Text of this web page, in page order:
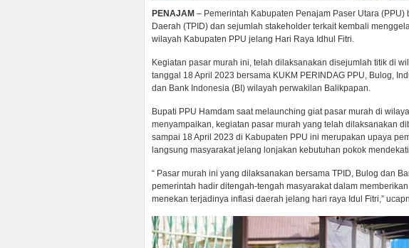
PENAJAM – Pemerintah Kabupaten Penajam Paser Utara
Daerah (TPID) dan sejumlah stakeholder terkait kembali
wilayah Kabupaten PPU jelang Hari Raya Idhul Fitri.
Kegiatan pasar murah ini, telah dilaksanakan disejumlah titik di
tanggal 18 April 2023 bersama KUKM PERINDAG PPU, Bulog,
dan Bank Indonesia (BI) wilayah perwakilan Balikpapan.
Bupati PPU Hamdam saat melaunching giat pasar murah di
menyampaikan, kegiatan pasar murah yang telah dilaksanakan
sampai 18 April 2023 di Kabupaten PPU ini merupakan upaya
langsung masyarakat jelang lonjakan kebutuhan pokok
“ Pasar murah ini yang dilaksanakan bersama TPID, Bulog dan
pemerintah hadir ditengah-tengah masyarakat dalam
menekan terjadinya inflasi daerah jelang hari raya Idul Fitri,”